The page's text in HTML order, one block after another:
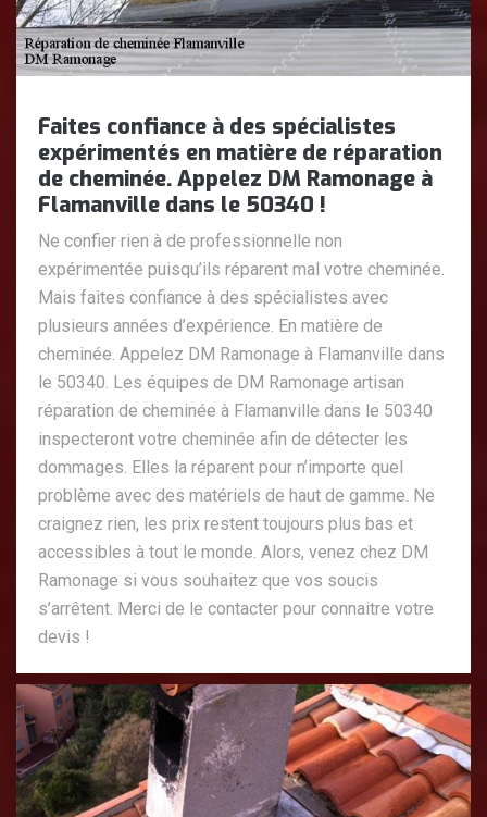
Faites confiance à des spécialistes
expérimentés en matière de réparation
de cheminée. Appelez DM Ramonage à
Flamanville dans le 50340 !
Ne confier rien à de professionnelle non
expérimentée puisqu’ils réparent mal votre cheminée.
Mais faites confiance à des spécialistes avec
plusieurs années d’expérience. En matière de
cheminée. Appelez DM Ramonage à Flamanville dans
le 50340. Les équipes de DM Ramonage artisan
réparation de cheminée à Flamanville dans le 50340
inspecteront votre cheminée afin de détecter les
dommages. Elles la réparent pour n’importe quel
problème avec des matériels de haut de gamme. Ne
craignez rien, les prix restent toujours plus bas et
accessibles à tout le monde. Alors, venez chez DM
Ramonage si vous souhaitez que vos soucis
s’arrêtent. Merci de le contacter pour connaitre votre
devis !